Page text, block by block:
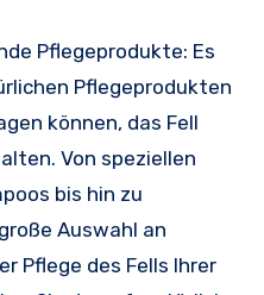
Pflegeprodukte: Es
Pflegeprodukten
können, das Fell
Von speziellen
bis hin zu
Auswahl an
Pflege des Fells Ihrer